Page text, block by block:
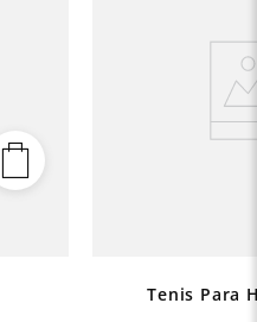
Tenis Para